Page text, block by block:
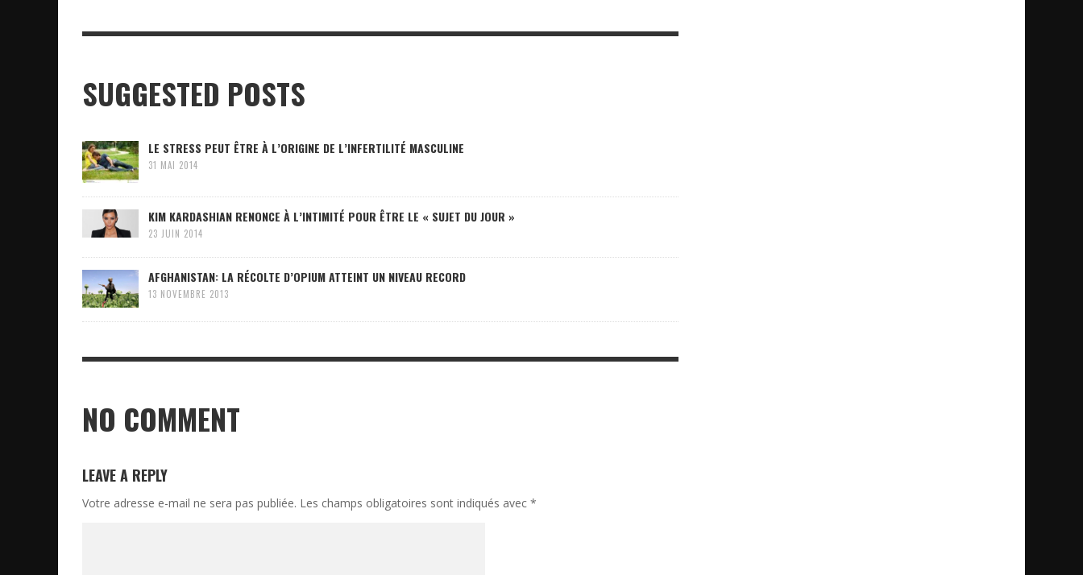
SUGGESTED POSTS
LE STRESS PEUT ÊTRE À L’ORIGINE DE L’INFERTILITÉ MASCULINE
31 MAI 2014
KIM KARDASHIAN RENONCE À L’INTIMITÉ POUR ÊTRE LE « SUJET DU JOUR »
23 JUIN 2014
AFGHANISTAN: LA RÉCOLTE D’OPIUM ATTEINT UN NIVEAU RECORD
13 NOVEMBRE 2013
NO COMMENT
LEAVE A REPLY
Votre adresse e-mail ne sera pas publiée. Les champs obligatoires sont indiqués avec *